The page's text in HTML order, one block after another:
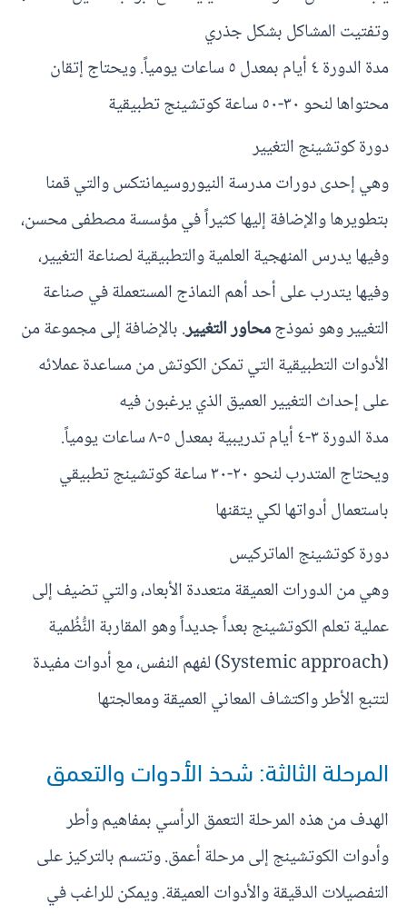
وتفتيت المشاكل بشكل جذري
مدة الدورة ٤ أيام بمعدل ٥ ساعات يومياً. ويحتاج إتقان
محتواها لنحو ٣٠-٥٠ ساعة كوتشينج تطبيقية
دورة كوتشينج التغيير
وهي إحدى دورات مدرسة النيوروسيمانتكس والتي قمنا
بتطويرها والإضافة إليها كثيراً في مؤسسة مصطفى محسن،
وفيها يدرس المنهجية العلمية والتطبيقية لصناعة التغيير،
وفيها يتدرب على أحد أهم النماذج المستعملة في صناعة
التغيير وهو نموذجمحاور التغيير. بالإضافة إلى مجموعة من
الأدوات التطبيقية التي تمكن الكوتش من مساعدة عملائه
على إحداث التغيير العميق الذي يرغبون فيه
مدة الدورة ٣-٤ أيام تدريبية بمعدل ٥-٨ ساعات يومياً.
ويحتاج المتدرب لنحو ٢٠-٣٠ ساعة كوتشينج تطبيقي
باستعمال أدواتها لكي يتقنها
دورة كوتشينج الماتركيس
وهي من الدورات العميقة متعددة الأبعاد، والتي تضيف إلى
عملية تعلم الكوتشينج بعداً جديداً وهو المقاربة النُّظُمية
(Systemic approach) لفهم النفس، مع أدوات مفيدة
لتتبع الأطر واكتشاف المعاني العميقة ومعالجتها
المرحلة الثالثة: شحذ الأدوات والتعمق
الهدف من هذه المرحلة التعمق الرأسي بمفاهيم وأطر
وأدوات الكوتشينج إلى مرحلة أعمق. وتتسم بالتركيز على
التفصيلات الدقيقة والأدوات العميقة. ويمكن للراغب في